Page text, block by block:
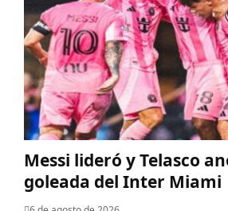
Messi lideró y Telasco
goleada del Inter Miami